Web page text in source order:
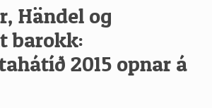
Händel og
barokk:
2015 opnar á